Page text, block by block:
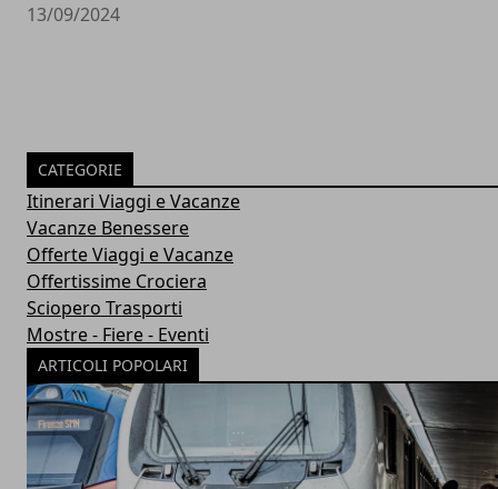
13/09/2024
CATEGORIE
Itinerari Viaggi e Vacanze
Vacanze Benessere
Offerte Viaggi e Vacanze
Offertissime Crociera
Sciopero Trasporti
Mostre - Fiere - Eventi
ARTICOLI POPOLARI